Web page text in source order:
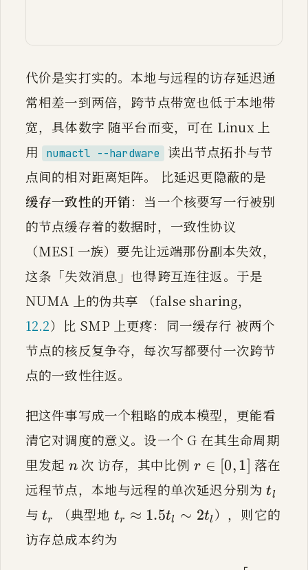
代价是实打实的。本地与远程的访存延迟通
常相差一到两倍，跨节点带宽也低于本地带
宽，具体数字 随平台而变，可在 Linux 上
用 numactl --hardware 读出节点拓扑与节
点间的相对距离矩阵。 比延迟更隐蔽的是
缓存一致性的开销：当一个核要写一行被别
的节点缓存着的数据时，一致性协议
（MESI 一族）要先让远端那份副本失效，
这条「失效消息」也得跨互连往返。于是
NUMA 上的伪共享 （false sharing，
12.2）比 SMP 上更疼：同一缓存行 被两个
节点的核反复争夺，每次写都要付一次跨节
点的一致性往返。
把这件事写成一个粗略的成本模型，更能看
清它对调度的意义。设一个 G 在其生命周期
里发起 n
n
n次 访存，其中比例 r ∈ [0, 1]
r \in [0,1]
r ∈ [0,1] 落在
远程节点，本地与远程的单次延迟分别为t l
t_l
tl
与tt_r
tr （典型地 t ≈ 1.5tl ∼ 2tl
t_r \approx 1.5 t_l \sim 2 t_l
tr ≈ 1.5tl ∼ 2tl ），则它的
访存总成本约为